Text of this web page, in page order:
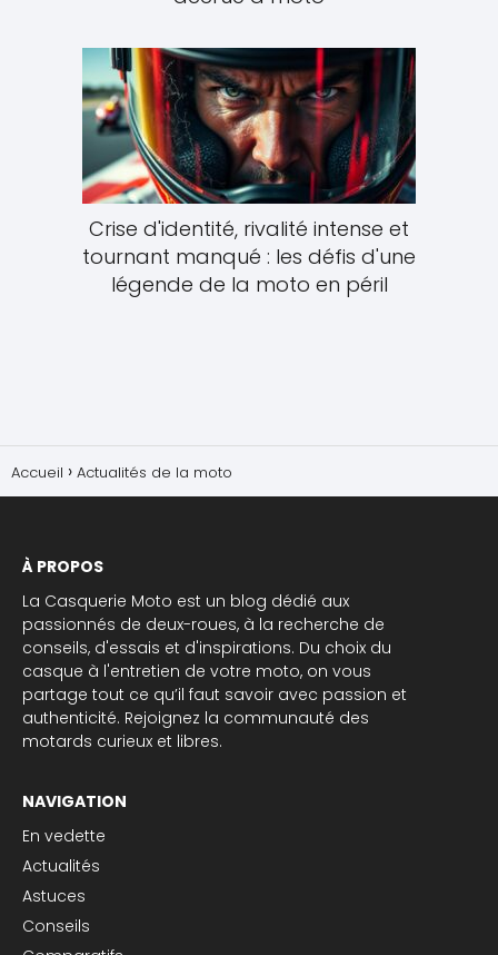
Crise d'identité, rivalité intense et
tournant manqué : les défis d'une
légende de la moto en péril
Accueil Actualités de la moto
À PROPOS
La Casquerie Moto est un blog dédié aux
passionnés de deux-roues, à la recherche de
conseils, d'essais et d'inspirations. Du choix du
casque à l'entretien de votre moto, on vous
partage tout ce qu’il faut savoir avec passion et
authenticité. Rejoignez la communauté des
motards curieux et libres.
NAVIGATION
En vedette
Actualités
Astuces
Conseils